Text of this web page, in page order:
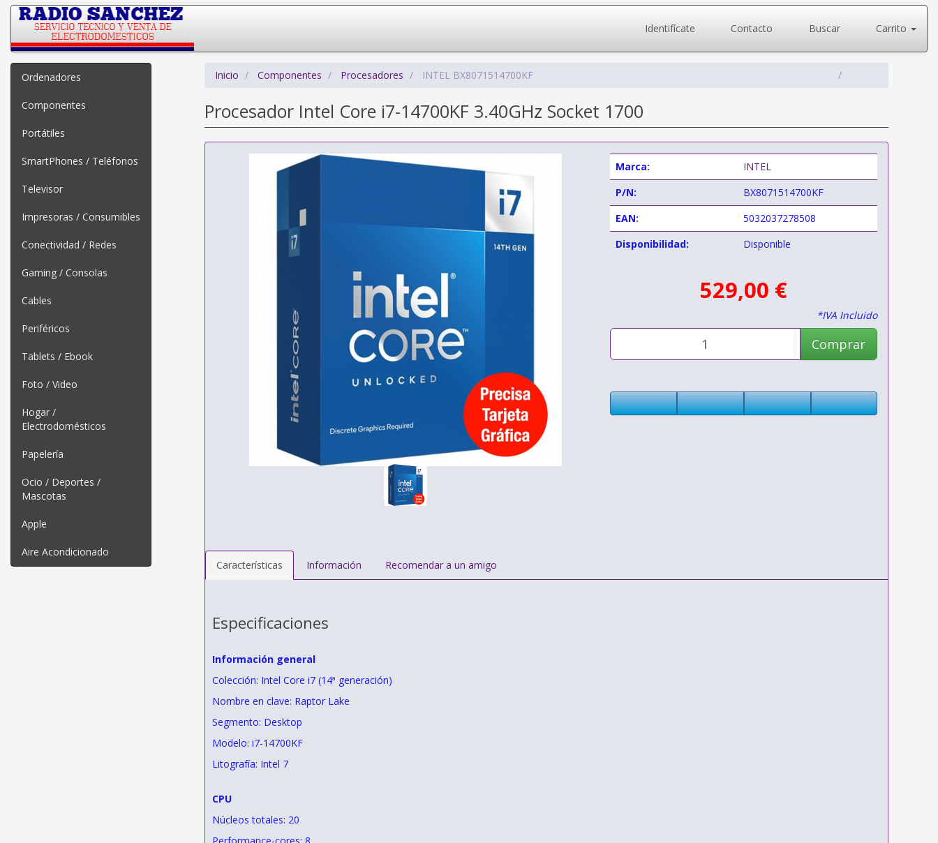
Identifícate Contacto Buscar Carrito
Ordenadores
Componentes
Portátiles
SmartPhones / Teléfonos
Televisor
Impresoras / Consumibles
Conectividad / Redes
Gaming / Consolas
Cables
Periféricos
Tablets / Ebook
Foto / Video
Hogar /
Electrodomésticos
Papelería
Ocio / Deportes /
Mascotas
Apple
Aire Acondicionado
Inicio Componentes Procesadores INTEL BX8071514700KF
Procesador Intel Core i7-14700KF 3.40GHz Socket 1700
Marca:
INTEL
P/N:
BX8071514700KF
EAN:
5032037278508
Disponibilidad:
Disponible
529,00 €
*IVA Incluido
Comprar
Características Información Recomendar a un amigo
Especificaciones
Información general
Colección: Intel Core i7 (14ª generación)
Nombre en clave: Raptor Lake
Segmento: Desktop
Modelo: i7-14700KF
Litografía: Intel 7
CPU
Núcleos totales: 20